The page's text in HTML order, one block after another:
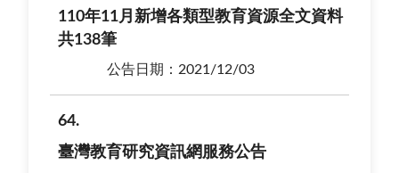
110年11月新增各類型教育資源全文資料
共138筆
公告日期：2021/12/03
64
臺灣教育研究資訊網服務公告